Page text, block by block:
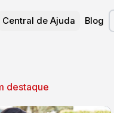
Central de Ajuda Blog
destaque